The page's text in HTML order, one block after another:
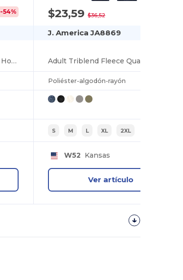
-54%
Adult Triblend Full-Zip Fleece Hooded Sweatshirt
$23,59$36,52
J. America JA8869
Adult Triblend Fleece Quarter-Zip
Poliéster-algodón-rayón
S M L XL 2XL
W52 Kansas
Ver artículo